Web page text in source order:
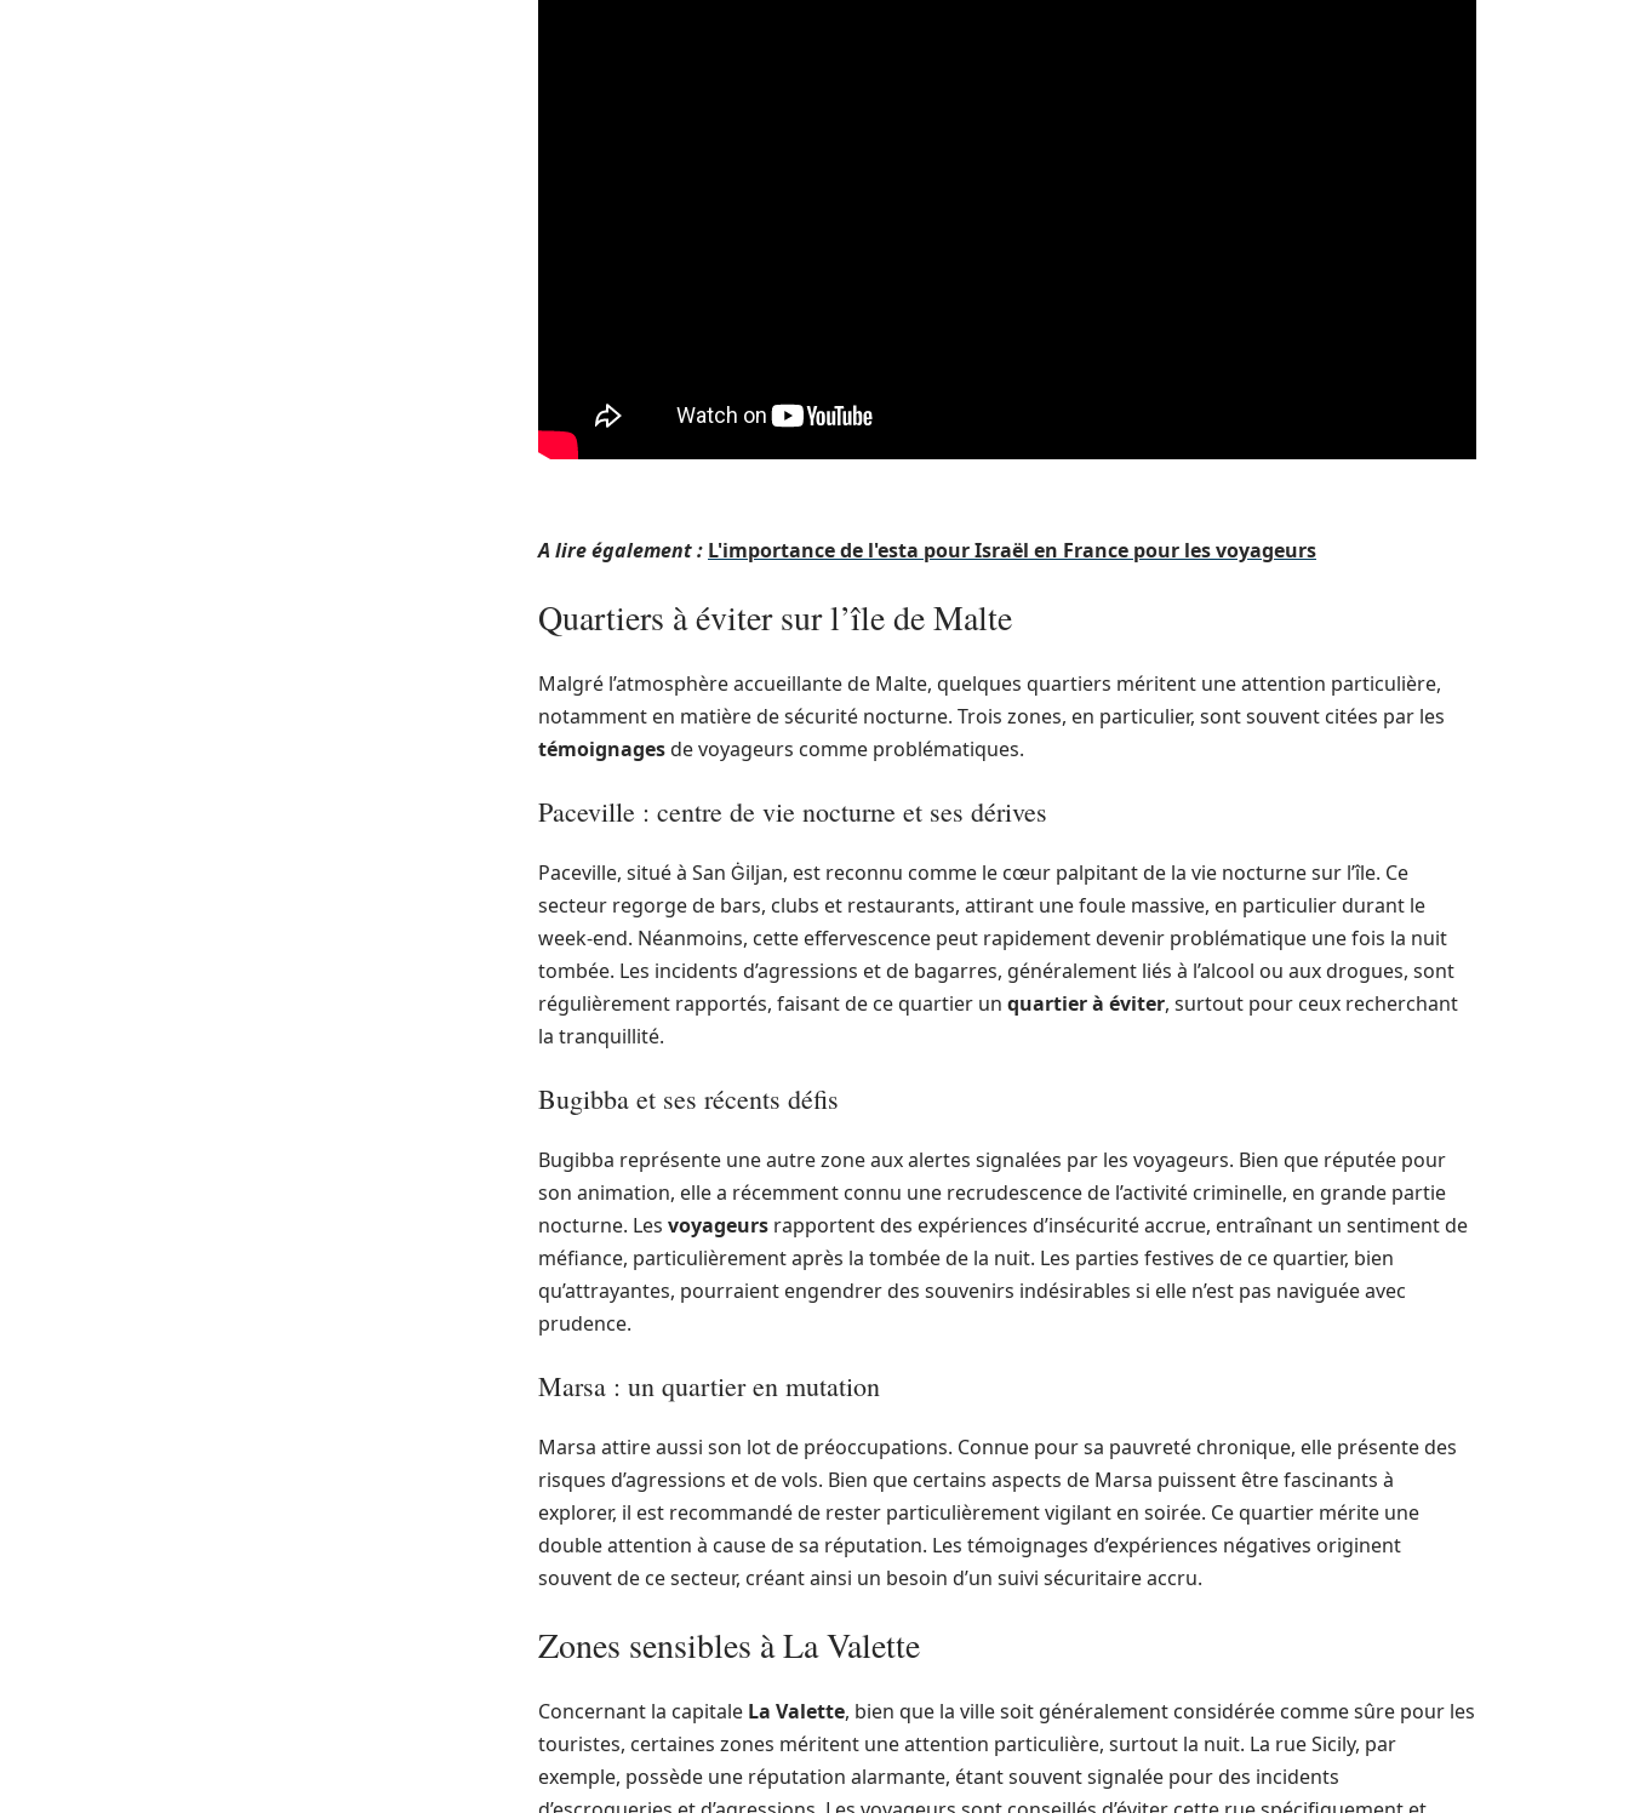
A lire également : L'importance de l'esta pour Israël en France pour les voyageurs
Quartiers à éviter sur l’île de Malte
Malgré l’atmosphère accueillante de Malte, quelques quartiers méritent une attention particulière,
notamment en matière de sécurité nocturne. Trois zones, en particulier, sont souvent citées par les
témoignagesde voyageurs comme problématiques.
Paceville : centre de vie nocturne et ses dérives
Paceville, situé à San Ġiljan, est reconnu comme le cœur palpitant de la vie nocturne sur l’île. Ce
secteur regorge de bars, clubs et restaurants, attirant une foule massive, en particulier durant le
week-end. Néanmoins, cette effervescence peut rapidement devenir problématique une fois la nuit
tombée. Les incidents d’agressions et de bagarres, généralement liés à l’alcool ou aux drogues, sont
régulièrement rapportés, faisant de ce quartier un quartier à éviter, surtout pour ceux recherchant
la tranquillité.
Bugibba et ses récents défis
Bugibba représente une autre zone aux alertes signalées par les voyageurs. Bien que réputée pour
son animation, elle a récemment connu une recrudescence de l’activité criminelle, en grande partie
nocturne. Les voyageurs rapportent des expériences d’insécurité accrue, entraînant un sentiment de
méfiance, particulièrement après la tombée de la nuit. Les parties festives de ce quartier, bien
qu’attrayantes, pourraient engendrer des souvenirs indésirables si elle n’est pas naviguée avec
prudence.
Marsa : un quartier en mutation
Marsa attire aussi son lot de préoccupations. Connue pour sa pauvreté chronique, elle présente des
risques d’agressions et de vols. Bien que certains aspects de Marsa puissent être fascinants à
explorer, il est recommandé de rester particulièrement vigilant en soirée. Ce quartier mérite une
double attention à cause de sa réputation. Les témoignages d’expériences négatives originent
souvent de ce secteur, créant ainsi un besoin d’un suivi sécuritaire accru.
Zones sensibles à La Valette
Concernant la capitale La Valette, bien que la ville soit généralement considérée comme sûre pour les
touristes, certaines zones méritent une attention particulière, surtout la nuit. La rue Sicily, par
exemple, possède une réputation alarmante, étant souvent signalée pour des incidents